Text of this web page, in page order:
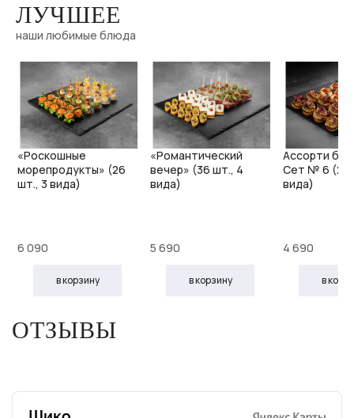
ЛУЧШЕЕ
наши любимые блюда
«Роскошные
морепродукты» (26
шт., 3 вида)
6 090
в корзину
«Романтический
вечер» (36 шт., 4
вида)
5 690
в корзину
Ассорти
Сет № 6 (24
вида)
4 690
в
ОТЗЫВЫ